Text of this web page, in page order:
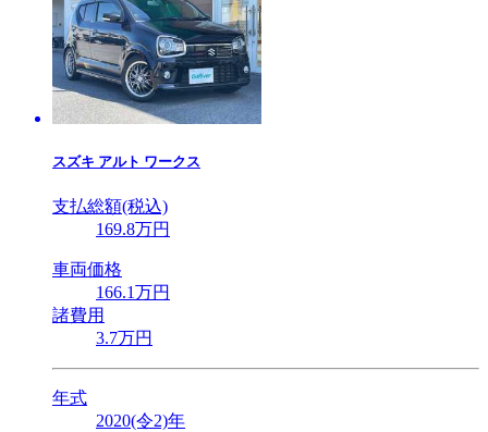
スズキ アルト ワークス
支払総額(税込)
169.8万円
車両価格
166.1万円
諸費用
3.7万円
年式
2020(令2)年